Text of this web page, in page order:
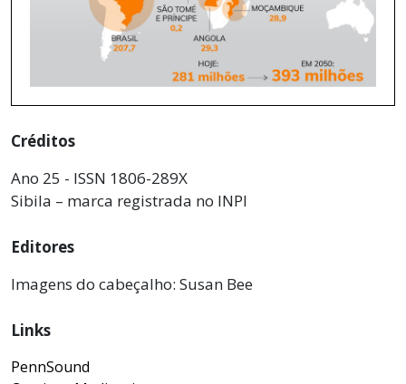
Créditos
Ano 25 - ISSN 1806-289X
Sibila – marca registrada no INPI
Editores
Imagens do cabeçalho: Susan Bee
Links
PennSound